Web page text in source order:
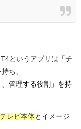
というアプリは 「チ
持ち、
管理する役割」を持
レビ本体とイメージ